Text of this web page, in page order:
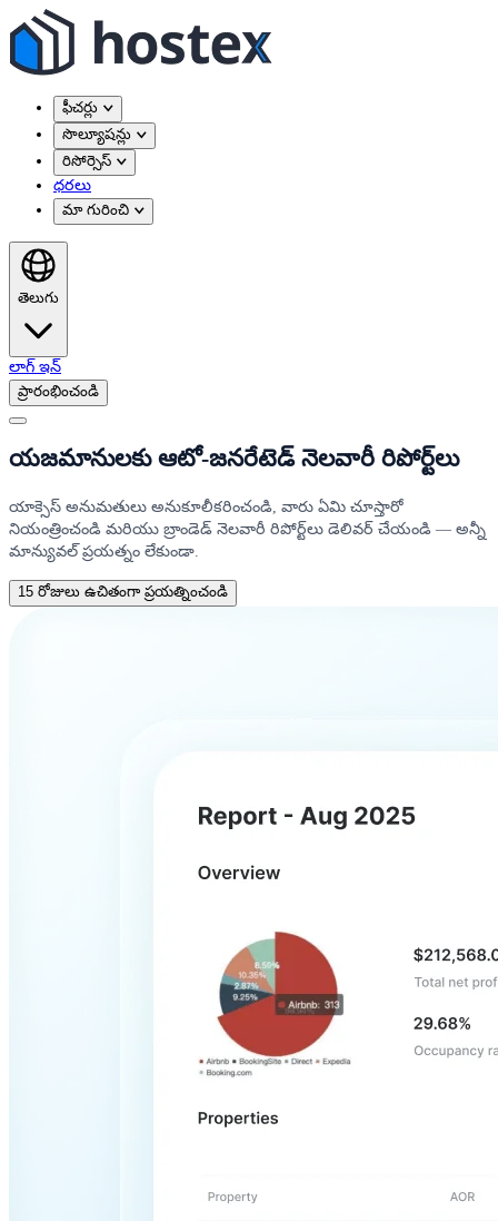
ఫీచర్లు
సొల్యూషన్లు
రిసోర్సెస్
ధరలు
మా గురించి
తెలుగు
లాగ్ ఇన్
ప్రారంభించండి
యజమానులకు ఆటో-జనరేటెడ్ నెలవారీ రిపోర్ట్‌లు
యాక్సెస్ అనుమతులు అనుకూలీకరించండి, వారు ఏమి చూస్తారో
నియంత్రించండి మరియు బ్రాండెడ్ నెలవారీ రిపోర్ట్‌లు డెలివర్ చేయండి — అన్నీ
మాన్యువల్ ప్రయత్నం లేకుండా.
15 రోజులు ఉచితంగా ప్రయత్నించండి